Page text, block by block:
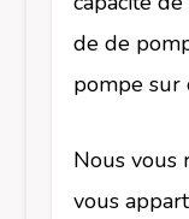
de de
pompe sur
Nous vous
vous